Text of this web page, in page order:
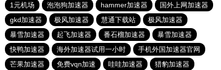
1元机场
泡泡狗加速器 hammer加速器
国外上网加速器
gkd加速器
极风加速器 慧通下载站
极风加速器
暴雪加速器
起飞加速器 番石榴加速器
暴雪加速器
快鸭加速器
海外加速器试用一小时
手机外国加速器官网
芒果加速器
免费vqn加速 哇哇加速器 猎豹加速器